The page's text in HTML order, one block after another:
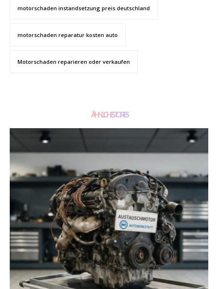
motorschaden instandsetzung preis deutschland
motorschaden reparatur kosten auto
Motorschaden reparieren oder verkaufen
ÄHNLICHE STORIES